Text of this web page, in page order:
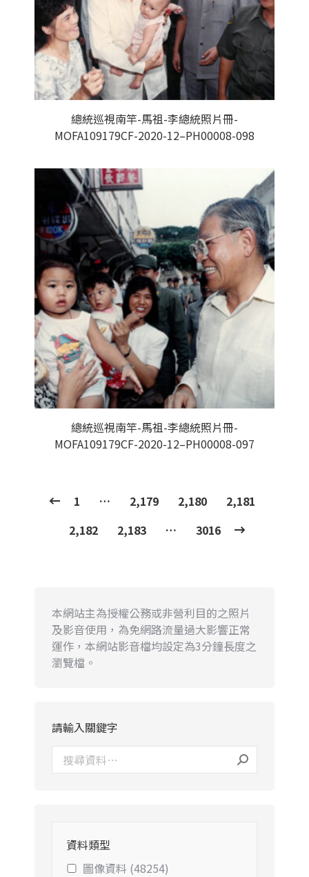
總統巡視南竿-馬祖-李總統照片冊-
MOFA109179CF-2020-12–PH00008-098
總統巡視南竿-馬祖-李總統照片冊-
MOFA109179CF-2020-12–PH00008-097
1 … 2,179 2,180
2,181
2,182
2,183 … 3016
本網站主為授權公務或非營利目的之照片
及影音使用，為免網路流量過大影響正常
運作，本網站影音檔均設定為3分鐘長度之
瀏覽檔。
請輸入關鍵字
資料類型
圖像資料 (48254)